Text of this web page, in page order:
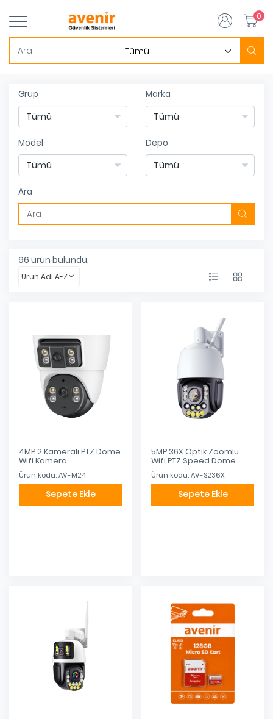
0
Grup Marka
Model Depo
Ara
96 ürün bulundu.
Ürün Adı A-Z
4MP 2 Kameralı PTZ Dome
Wifi Kamera
Ürün kodu: AV-M24
Sepete Ekle
5MP 36X Optik Zoomlu
Wifi PTZ Speed Dome
Kamera
Ürün kodu: AV-S236X
Sepete Ekle